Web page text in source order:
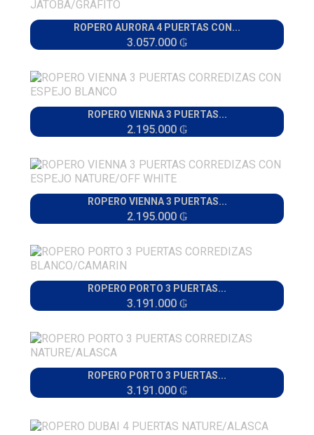
ROPERO AURORA 4 PUERTAS CON...
3.057.000 ₲
ROPERO VIENNA 3 PUERTAS...
2.195.000 ₲
ROPERO VIENNA 3 PUERTAS...
2.195.000 ₲
ROPERO PORTO 3 PUERTAS...
3.191.000 ₲
ROPERO PORTO 3 PUERTAS...
3.191.000 ₲